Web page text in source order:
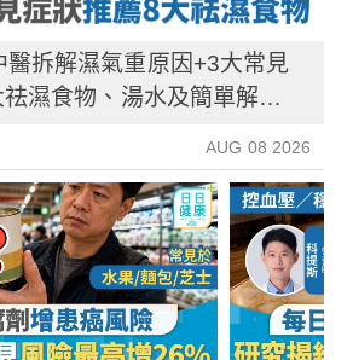
醫拆解濕氣重原因+3大常見
濕食物、湯水及簡單解決
AUG 08 2026